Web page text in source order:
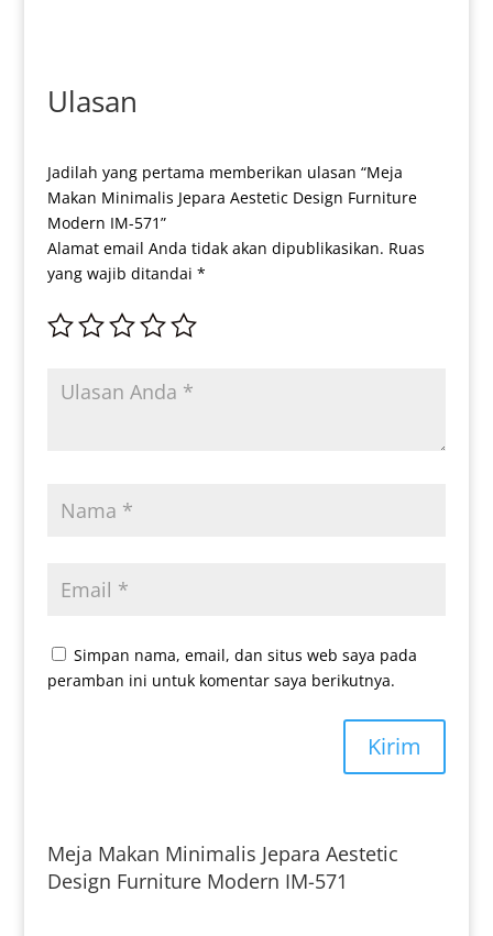
Ulasan
Jadilah yang pertama memberikan ulasan “Meja
Makan Minimalis Jepara Aestetic Design Furniture
Modern IM-571”
Alamat email Anda tidak akan dipublikasikan. Ruas
yang wajib ditandai *
Simpan nama, email, dan situs web saya pada
peramban ini untuk komentar saya berikutnya.
Kirim
Meja Makan Minimalis Jepara Aestetic
Design Furniture Modern IM-571